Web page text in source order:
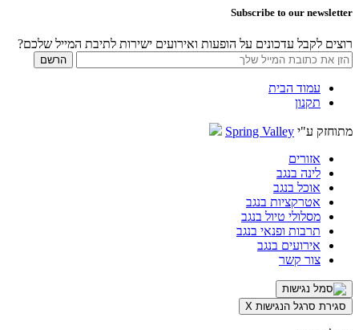
Subscribe to our newsletter
רוצים לקבל עדכונים על הופעות ואירועים ישירות לתיבת המייל שלכם?
עמוד הבית
תקנון
מתוחזק ע"י Spring Valley
אזורים
לינה בנגב
אוכל בנגב
אטרקציות בנגב
מסלולי טיול בנגב
תרבות ופנאי בנגב
אירועים בנגב
צור קשר
סגירת סרגל הנגישות X